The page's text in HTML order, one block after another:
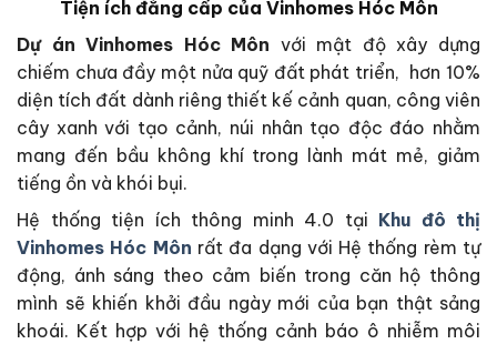
Tiện ích đẳng cấp của Vinhomes Hóc Môn
Dự án Vinhomes Hóc Môn với mật độ xây dựng
chiếm chưa đầy một nửa quỹ đất phát triển, hơn 10%
diện tích đất dành riêng thiết kế cảnh quan, công viên
cây xanh với tạo cảnh, núi nhân tạo độc đáo nhằm
mang đến bầu không khí trong lành mát mẻ, giảm
tiếng ồn và khói bụi.
Hệ thống tiện ích thông minh 4.0 tại Khu đô thị
Vinhomes Hóc Môn rất đa dạng với Hệ thống rèm tự
động, ánh sáng theo cảm biến trong căn hộ thông
mình sẽ khiến khởi đầu ngày mới của bạn thật sảng
khoái. Kết hợp với hệ thống cảnh báo ô nhiễm môi